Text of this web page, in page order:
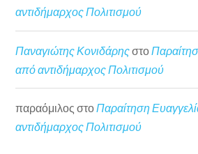
αντιδήμαρχος Πολιτισμού
Παναγιώτης Κονιδάρηςστο
από αντιδήμαρχος Πολιτισμού
παραόμιλος στο Παραίτηση
αντιδήμαρχος Πολιτισμού